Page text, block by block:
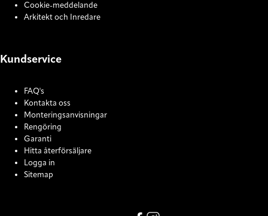
Cookie-meddelande
Arkitekt och Inredare
Kundservice
FAQ's
Kontakta oss
Monteringsanvisningar
Rengöring
Garanti
Hitta återförsäljare
Logga in
Sitemap